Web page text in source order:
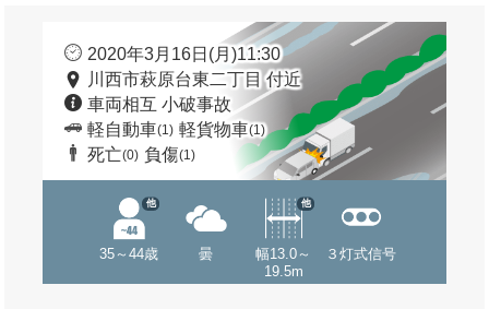
2020年3月16日(月)11:30
川西市萩原台東二丁目 付近
車両相互 小破事故
軽自動車(1) 軽貨物車(1)
死亡(0) 負傷(1)
35～44歳
他
曇
幅13.0～
19.5m
他
３灯式信号